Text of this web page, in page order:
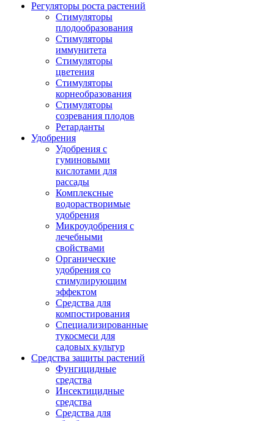
Регуляторы роста растений
Стимуляторы
плодообразования
Стимуляторы
иммунитета
Стимуляторы
цветения
Стимуляторы
корнеобразования
Стимуляторы
созревания плодов
Ретарданты
Удобрения
Удобрения с
гуминовыми
кислотами для
рассады
Комплексные
водорастворимые
удобрения
Микроудобрения с
лечебными
свойствами
Органические
удобрения со
стимулирующим
эффектом
Средства для
компостирования
Специализированные
тукосмеси для
садовых культур
Средства защиты растений
Фунгицидные
средства
Инсектицидные
средства
Средства для